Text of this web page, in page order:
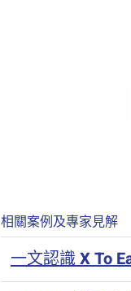
相關案例及專家見解
一文認識 X To